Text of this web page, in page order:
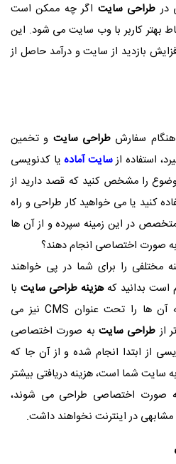
در طراحی سایت اگر چه ممکن است
بهتر کاربر با وب سایت می شود. این
بازدید از سایت و درآمد حاصل از
سفارش طراحی سایت و تخمین
استفاده ازسایت آمادهیا کدنویسی
را مشخص کنید که قصد دارید از
کنید یا می خواهید کار طراحی و راه
در این زمینه سپرده و از آن ها
صورت اختصاصی انجام دهند؟
را برای شما در پی خواهند
است بدانید کههزینه طراحی سایت با
آن ها را تحت عنوان CMSنیز می
از طراحی سایتبه صورت اختصاصی
از ابتدا انجام شده و از آن جا که
شما است، هزینه دریافتی بیشتر
صورت اختصاصی طراحی می شوند،
در اینترنت نخواهند داشت.